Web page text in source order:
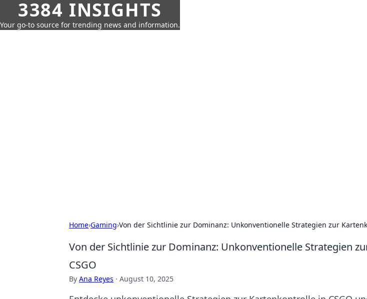
3384 INSIGHTS
Your go-to source for trending news and information.
Home›Gaming›Von der Sichtlinie zur Dominanz: Unkonventionelle Strategien zur
Von der Sichtlinie zur Dominanz: Unkonventionelle Strategien
CSGO
By Ana Reyes · August 10, 2025